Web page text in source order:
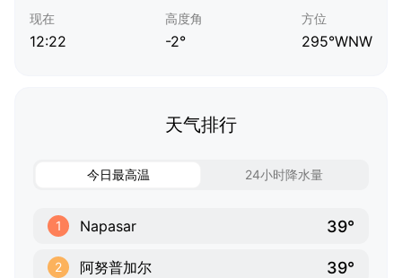
现在
12:22
高度角
-2°
方位
295°WNW
天气排行
今日最高温 24小时降水量
1 Napasar 39°
2 阿努普加尔 39°